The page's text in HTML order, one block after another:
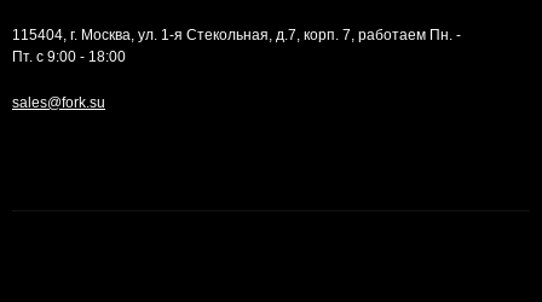
115404, г. Москва, ул. 1-я Стекольная, д.7, корп. 7, работаем Пн. -
Пт. с 9:00 - 18:00
sales@fork.su